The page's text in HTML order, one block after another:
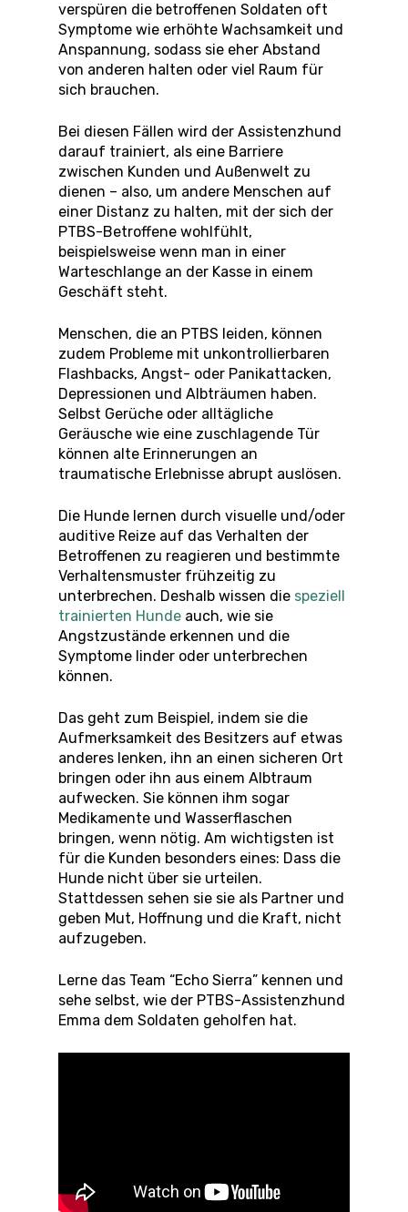
verspüren die betroffenen Soldaten oft
Symptome wie erhöhte Wachsamkeit und
Anspannung, sodass sie eher Abstand
von anderen halten oder viel Raum für
sich brauchen.
Bei diesen Fällen wird der Assistenzhund
darauf trainiert, als eine Barriere
zwischen Kunden und Außenwelt zu
dienen – also, um andere Menschen auf
einer Distanz zu halten, mit der sich der
PTBS-Betroffene wohlfühlt,
beispielsweise wenn man in einer
Warteschlange an der Kasse in einem
Geschäft steht.
Menschen, die an PTBS leiden, können
zudem Probleme mit unkontrollierbaren
Flashbacks, Angst- oder Panikattacken,
Depressionen und Albträumen haben.
Selbst Gerüche oder alltägliche
Geräusche wie eine zuschlagende Tür
können alte Erinnerungen an
traumatische Erlebnisse abrupt auslösen.
Die Hunde lernen durch visuelle und/oder
auditive Reize auf das Verhalten der
Betroffenen zu reagieren und bestimmte
Verhaltensmuster frühzeitig zu
unterbrechen. Deshalb wissen die speziell
trainierten Hunde auch, wie sie
Angstzustände erkennen und die
Symptome linder oder unterbrechen
können.
Das geht zum Beispiel, indem sie die
Aufmerksamkeit des Besitzers auf etwas
anderes lenken, ihn an einen sicheren Ort
bringen oder ihn aus einem Albtraum
aufwecken. Sie können ihm sogar
Medikamente und Wasserflaschen
bringen, wenn nötig. Am wichtigsten ist
für die Kunden besonders eines: Dass die
Hunde nicht über sie urteilen.
Stattdessen sehen sie sie als Partner und
geben Mut, Hoffnung und die Kraft, nicht
aufzugeben.
Lerne das Team “Echo Sierra” kennen und
sehe selbst, wie der PTBS-Assistenzhund
Emma dem Soldaten geholfen hat.